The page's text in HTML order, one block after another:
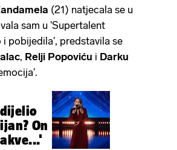
(21) natjecala se u
sam u 'Supertalent
pobijedila', predstavila se
, Relji Popoviću i Darku
On